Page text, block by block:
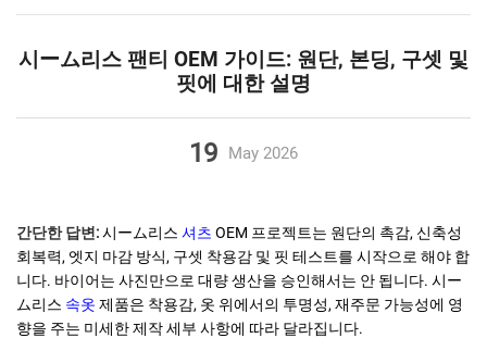
시ーム리스 팬티 OEM 가이드: 원단, 본딩, 구셋 및
핏에 대한 설명
19 May 2026
간단한 답변:시ーム리스 셔츠 OEM 프로젝트는 원단의 촉감, 신축성
회복력, 엣지 마감 방식, 구셋 착용감 및 핏 테스트를 시작으로 해야 합
니다. 바이어는 사진만으로 대량 생산을 승인해서는 안 됩니다. 시ー
ム리스 속옷 제품은 착용감, 옷 위에서의 투명성, 재주문 가능성에 영
향을 주는 미세한 제작 세부 사항에 따라 달라집니다.